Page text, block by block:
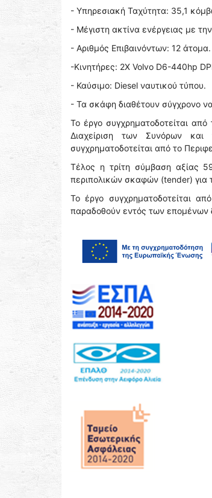
- Υπηρεσιακή Ταχύτητα: 35,1
- Μέγιστη ακτίνα ενέργειας με
- Αριθμός Επιβαινόντων: 12 άτομα.
-Κινητήρες: 2X Volvo D6-440hp
- Καύσιμο: Diesel ναυτικού τύπου.
- Τα σκάφη διαθέτουν σύγχρονο
Το έργο συγχρηματοδοτείται
Διαχείριση των Συνόρων
συγχρηματοδοτείται από το
Τέλος η τρίτη σύμβαση αξίας
περιπολικών σκαφών (tender)
Το έργο συγχρηματοδοτείται
παραδοθούν εντός των επομένων